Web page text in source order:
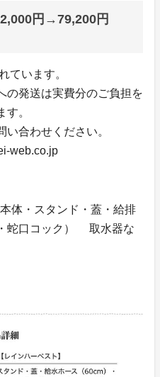
円→79,200円
ています。
の発送は実費分のご負担を
。
合わせください。
web.co.jp
体・スタンド・蓋・給排
蛇口コック） 取水器な